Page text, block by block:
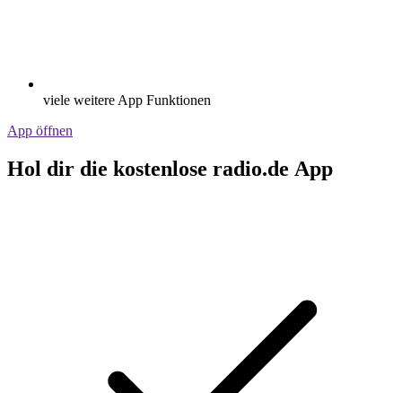
viele weitere App Funktionen
App öffnen
Hol dir die kostenlose radio.de App